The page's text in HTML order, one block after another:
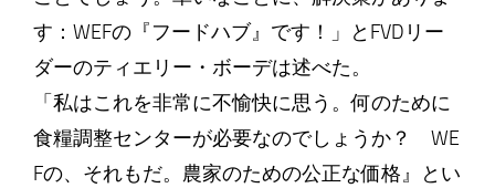
す：WEFの『フードハブ』です！」とFVDリー
ダーのティエリー・ボーデは述べた。
「私はこれを非常に不愉快に思う。何のために
食糧調整センターが必要なのでしょうか？ WE
Fの、それもだ。農家のための公正な価格』とい